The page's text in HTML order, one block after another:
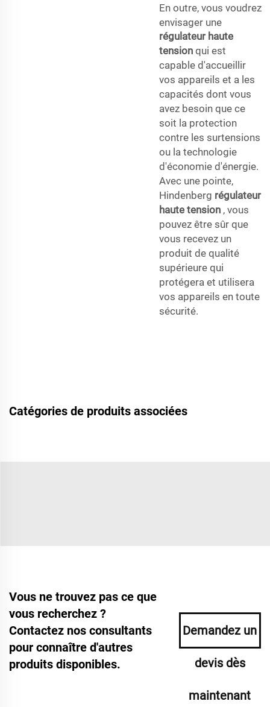
En outre, vous voudrez
envisager une
régulateur haute
tension qui est
capable d'accueillir
vos appareils et a les
capacités dont vous
avez besoin que ce
soit la protection
contre les surtensions
ou la technologie
d'économie d'énergie.
Avec une pointe,
Hindenberg régulateur
haute tension , vous
pouvez être sûr que
vous recevez un
produit de qualité
supérieure qui
protégera et utilisera
vos appareils en toute
sécurité.
Catégories de produits associées
Vous ne trouvez pas ce que
vous recherchez ?
Contactez nos consultants
pour connaître d'autres
produits disponibles.
Demandez un
devis dès
maintenant